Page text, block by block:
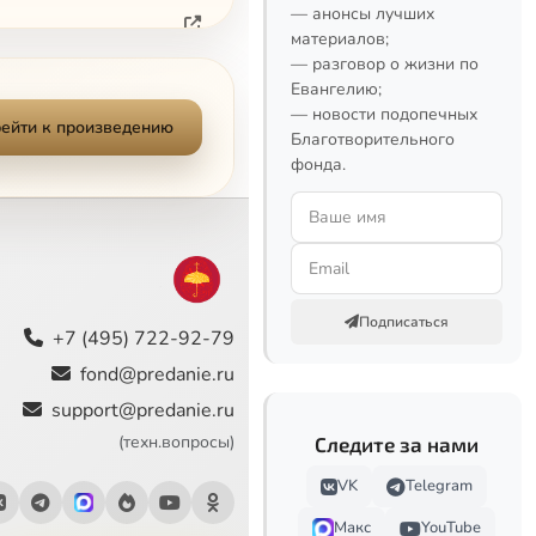
Сейчас
к произведению
+7 (495) 722-92-79
fond@predanie.ru
support@predanie.ru
(техн.вопросы)
— анонсы лучших
материалов;
— разговор о жизни по
Евангелию;
— новости подопечных
Благотворительного
фонда.
Подписаться
Следите за нами
VK
Telegram
Макс
YouTube